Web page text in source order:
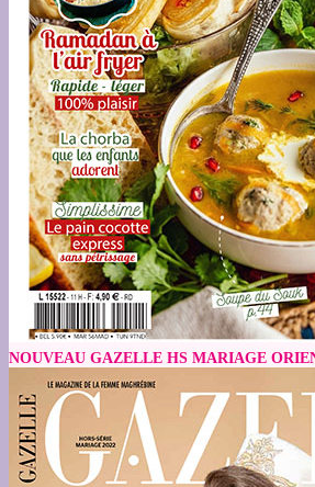
NOUVEAU GAZELLE HS MARIAGE